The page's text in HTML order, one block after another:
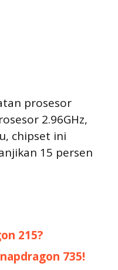
prosesor
2.96GHz,
chipset ini
15 persen
215?
735!